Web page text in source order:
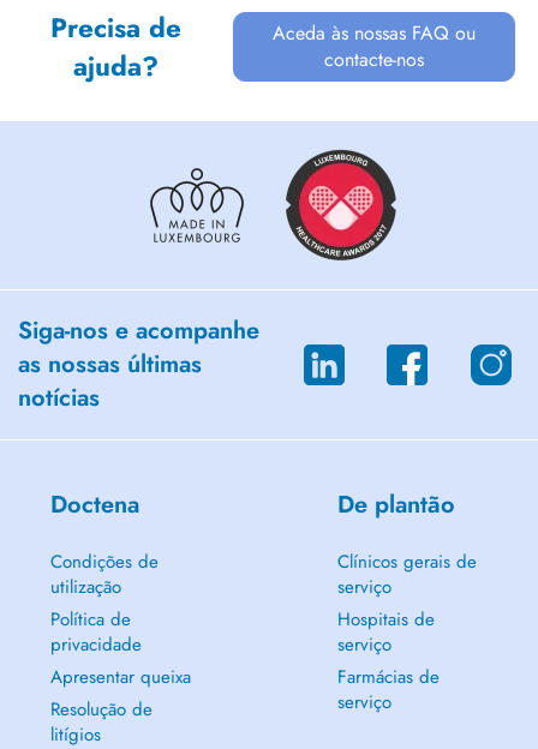
Precisa de
ajuda?
Aceda às nossas FAQ ou
contacte-nos
Siga-nos e acompanhe
as nossas últimas
notícias
Doctena
Condições de
utilização
Política de
privacidade
Apresentar queixa
Resolução de
litígios
De plantão
Clínicos gerais de
serviço
Hospitais de
serviço
Farmácias de
serviço